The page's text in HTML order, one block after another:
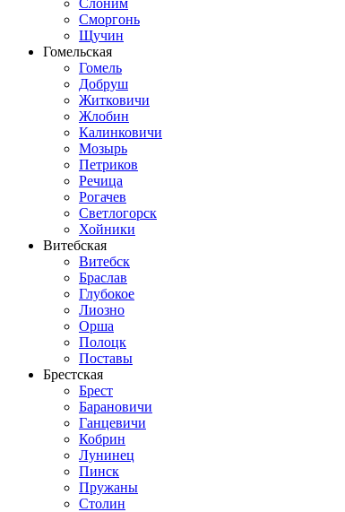
Сморгонь
Щучин
Гомельская
Гомель
Добруш
Житковичи
Жлобин
Калинковичи
Мозырь
Петриков
Речица
Рогачев
Светлогорск
Хойники
Витебская
Витебск
Браслав
Глубокое
Лиозно
Орша
Полоцк
Поставы
Брестская
Брест
Барановичи
Ганцевичи
Кобрин
Лунинец
Пинск
Пружаны
Столин